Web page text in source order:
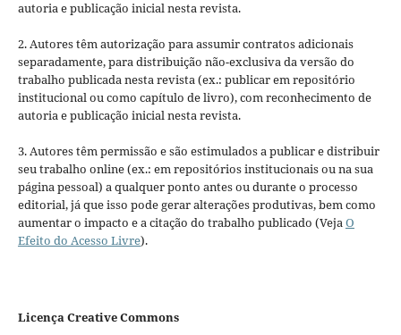
autoria e publicação inicial nesta revista.
2. Autores têm autorização para assumir contratos adicionais
separadamente, para distribuição não-exclusiva da versão do
trabalho publicada nesta revista (ex.: publicar em repositório
institucional ou como capítulo de livro), com reconhecimento de
autoria e publicação inicial nesta revista.
3. Autores têm permissão e são estimulados a publicar e distribuir
seu trabalho online (ex.: em repositórios institucionais ou na sua
página pessoal) a qualquer ponto antes ou durante o processo
editorial, já que isso pode gerar alterações produtivas, bem como
aumentar o impacto e a citação do trabalho publicado (VejaO
Efeito do Acesso Livre).
Licença Creative Commons